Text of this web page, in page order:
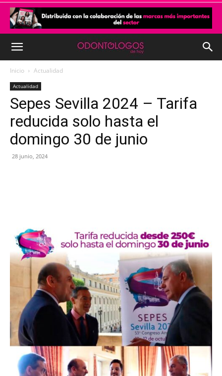
Inicio Actualidad
Actualidad
Sepes Sevilla 2024 – Tarifa
reducida solo hasta el
domingo 30 de junio
28 junio, 2024